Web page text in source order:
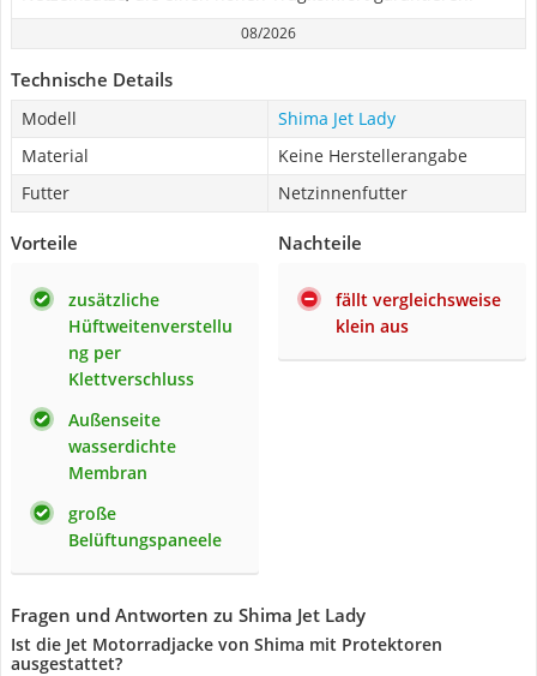
08/2026
Technische Details
Modell
Shima Jet Lady
Material
Keine Herstellerangabe
Futter
Netzinnenfutter
Vorteile
zusätzliche
Hüftweitenverstellu
ng per
Klettverschluss
Außenseite
wasserdichte
Membran
große
Belüftungspaneele
Nachteile
fällt vergleichsweise
klein aus
Fragen und Antworten zu Shima Jet Lady
Ist die Jet Motorradjacke von Shima mit Protektoren
ausgestattet?